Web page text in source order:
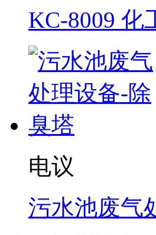
KC-8009 化
电议
污水池废气